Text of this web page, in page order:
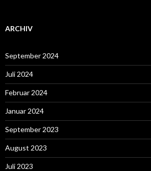
ARCHIV
September 2024
Juli 2024
Februar 2024
Januar 2024
September 2023
August 2023
Juli 2023